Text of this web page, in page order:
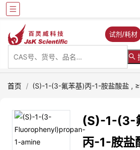
试剂/耗材
首页 / (S)-1-(3-氟苯基)丙-1-胺盐酸盐 ,
(S)-1-(3-
丙-1-胺盐